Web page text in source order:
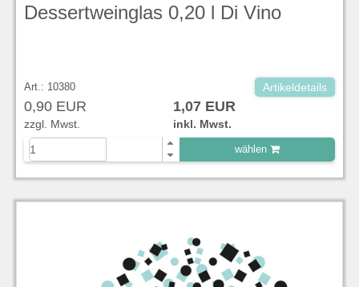
Dessertweinglas 0,20 l Di Vino
Art.: 10380 Artikeldetails
0,90 EUR 1,07 EUR
zzgl. Mwst. inkl. Mwst.
wählen
zu Warenkorb hinzugefügt.